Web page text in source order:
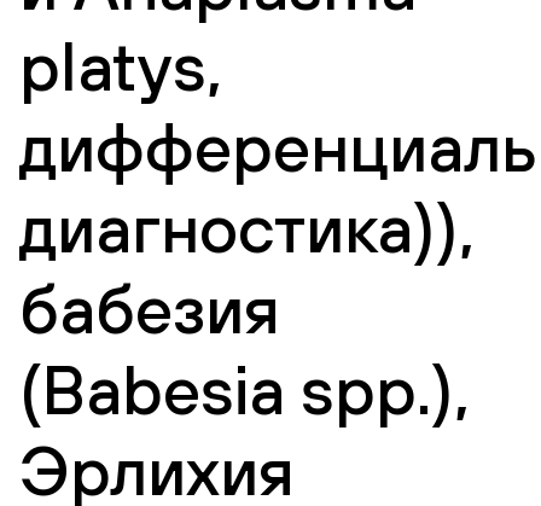
platys,
диагностика)),
бабезия
(Babesia spp.),
Эрлихия